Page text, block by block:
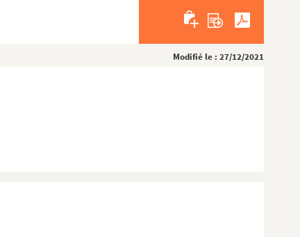
Modifié le : 27/12/2021
avec le...